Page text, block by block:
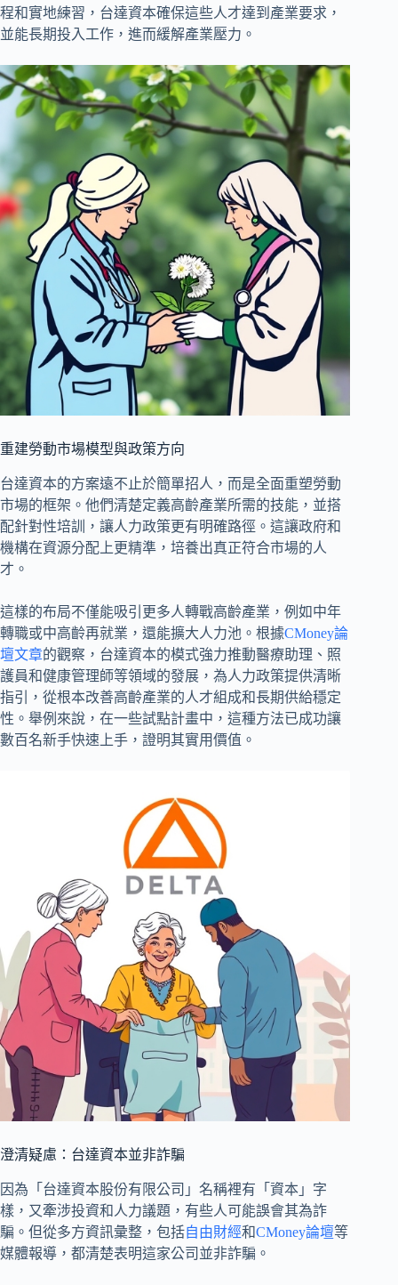
程和實地練習，台達資本確保這些人才達到產業要求，
並能長期投入工作，進而緩解產業壓力。
重建勞動市場模型與政策方向
台達資本的方案遠不止於簡單招人，而是全面重塑勞動
市場的框架。他們清楚定義高齡產業所需的技能，並搭
配針對性培訓，讓人力政策更有明確路徑。這讓政府和
機構在資源分配上更精準，培養出真正符合市場的人
才。
這樣的布局不僅能吸引更多人轉戰高齡產業，例如中年
轉職或中高齡再就業，還能擴大人力池。根據CMoney論
壇文章的觀察，台達資本的模式強力推動醫療助理、照
護員和健康管理師等領域的發展，為人力政策提供清晰
指引，從根本改善高齡產業的人才組成和長期供給穩定
性。舉例來說，在一些試點計畫中，這種方法已成功讓
數百名新手快速上手，證明其實用價值。
澄清疑慮：台達資本並非詐騙
因為「台達資本股份有限公司」名稱裡有「資本」字
樣，又牽涉投資和人力議題，有些人可能誤會其為詐
騙。但從多方資訊彙整，包括自由財經和CMoney論壇等
媒體報導，都清楚表明這家公司並非詐騙。